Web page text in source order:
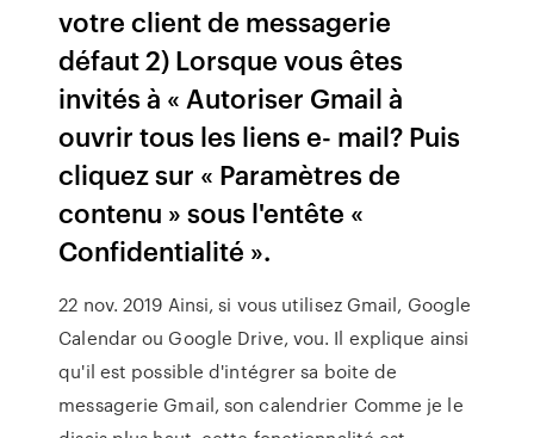
votre client de messagerie
défaut 2) Lorsque vous êtes
invités à « Autoriser Gmail à
ouvrir tous les liens e- mail? Puis
cliquez sur « Paramètres de
contenu » sous l'entête «
Confidentialité ».
22 nov. 2019 Ainsi, si vous utilisez Gmail, Google
Calendar ou Google Drive, vou. Il explique ainsi
qu'il est possible d'intégrer sa boite de
messagerie Gmail, son calendrier Comme je le